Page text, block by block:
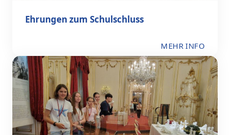
Ehrungen zum Schulschluss
MEHR INFO